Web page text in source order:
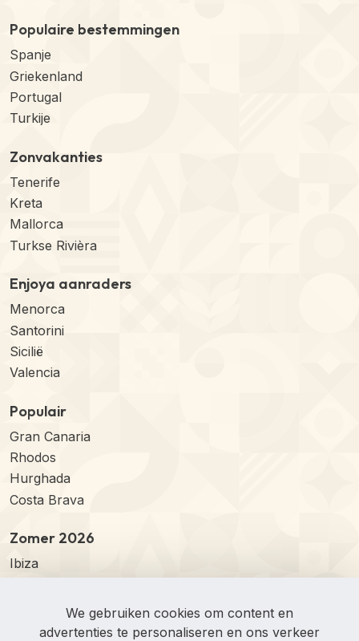
Populaire bestemmingen
Spanje
Griekenland
Portugal
Turkije
Zonvakanties
Tenerife
Kreta
Mallorca
Turkse Rivièra
Enjoya aanraders
Menorca
Santorini
Sicilië
Valencia
Populair
Gran Canaria
Rhodos
Hurghada
Costa Brava
Zomer 2026
Ibiza
Costa del Sol
Algarve
We gebruiken cookies om content en
advertenties te personaliseren en ons verkeer